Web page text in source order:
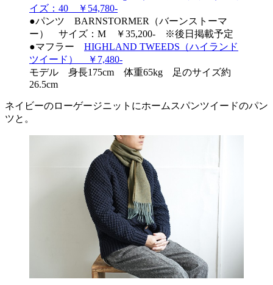
イズ：40 ￥54,780-
●パンツ BARNSTORMER（バーンストーマ
ー） サイズ：M ￥35,200- ※後日掲載予定
●マフラー HIGHLAND TWEEDS（ハイランド
ツイード） ￥7,480-
モデル 身長175cm 体重65kg 足のサイズ約
26.5cm
ネイビーのローゲージニットにホームスパンツイードのパン
ツと。